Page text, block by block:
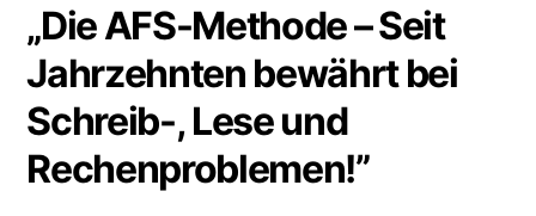
„Die AFS-Methode – Seit
Jahrzehnten bewährt bei
Schreib-, Lese und
Rechenproblemen!”